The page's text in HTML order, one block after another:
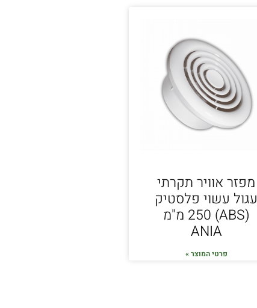
מפזר אוויר תקרתי
עגול עשוי פלסטיק
(ABS) 250 מ"מ
ANIA
פרטי המוצר »